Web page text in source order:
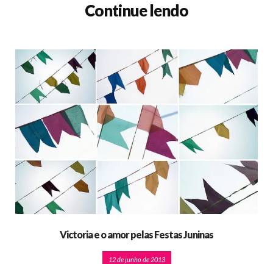
Continue lendo
Victoria e o amor pelas Festas Juninas
12 de junho de 2013